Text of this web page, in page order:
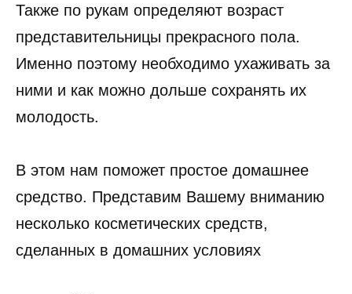
Также по рукам определяют возраст
представительницы прекрасного пола.
Именно поэтому необходимо ухаживать за
ними и как можно дольше сохранять их
молодость.
В этом нам поможет простое домашнее
средство. Представим Вашему вниманию
несколько косметических средств,
сделанных в домашних условиях